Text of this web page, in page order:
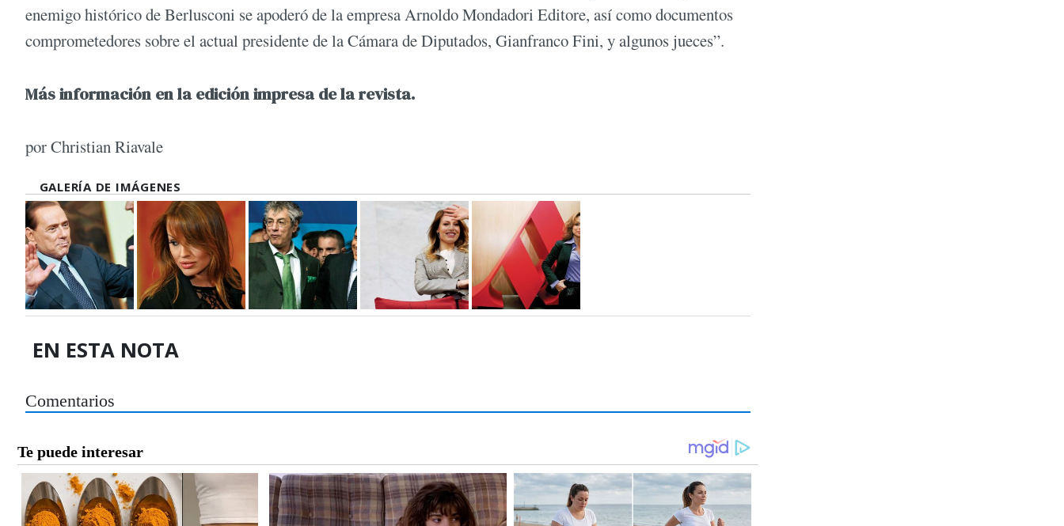
enemigo histórico de Berlusconi se apoderó de la empresa Arnoldo Mondadori Editore, así como documentos
comprometedores sobre el actual presidente de la Cámara de Diputados, Gianfranco Fini, y algunos jueces”.
Más información en la edición impresa de la revista.
por Christian Riavale
GALERÍA DE IMÁGENES
EN ESTA NOTA
Comentarios